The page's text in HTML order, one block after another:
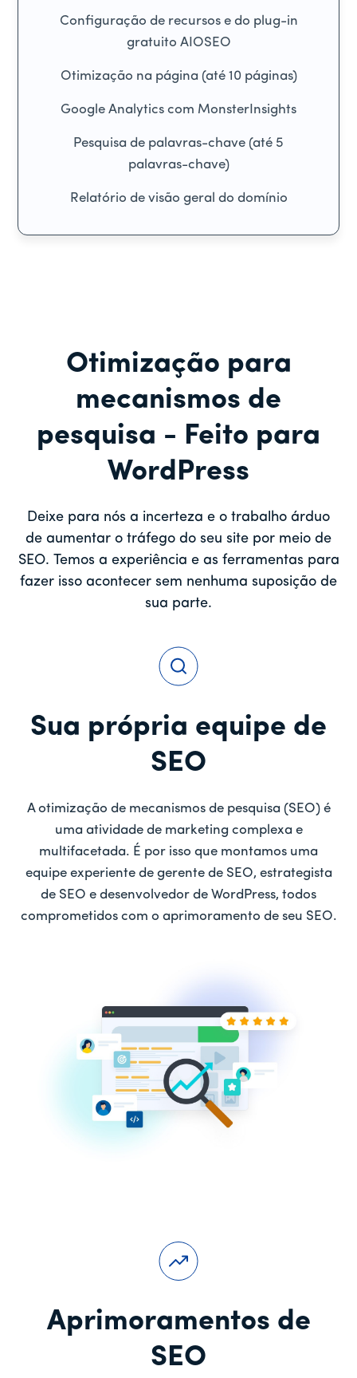
Configuração de recursos e do plug-in
gratuito AIOSEO
Otimização na página (até 10 páginas)
Google Analytics com MonsterInsights
Pesquisa de palavras-chave (até 5
palavras-chave)
Relatório de visão geral do domínio
Otimização para
mecanismos de
pesquisa - Feito para
WordPress
Deixe para nós a incerteza e o trabalho árduo
de aumentar o tráfego do seu site por meio de
SEO. Temos a experiência e as ferramentas para
fazer isso acontecer sem nenhuma suposição de
sua parte.
Sua própria equipe de
SEO
A otimização de mecanismos de pesquisa (SEO) é
uma atividade de marketing complexa e
multifacetada. É por isso que montamos uma
equipe experiente de gerente de SEO, estrategista
de SEO e desenvolvedor de WordPress, todos
comprometidos com o aprimoramento de seu SEO.
Aprimoramentos de
SEO